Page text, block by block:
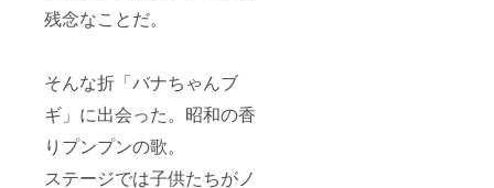
残念なことだ。
そんな折「バナちゃんブ
ギ」に出会った。昭和の香
りプンプンの歌。
ステージでは子供たちがノ